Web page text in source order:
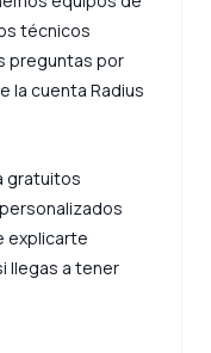
técnicos
preguntas por
la cuenta Radius
gratuitos
explicarte
llegas a tener